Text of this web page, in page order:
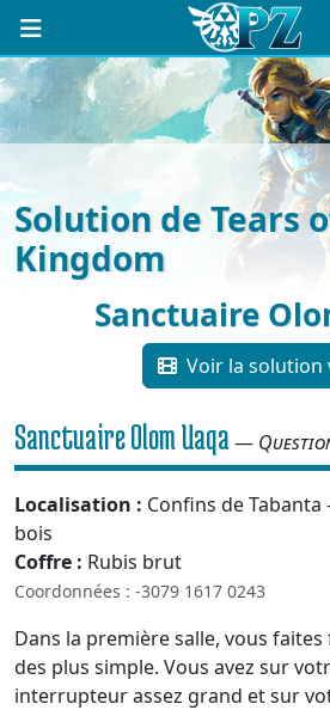
Solution de Tears
Kingdom
Sanctuaire
Voir la solution
Sanctuaire Olom Uaqa —
Localisation : Confins de
bois
Coffre : Rubis brut
Coordonnées : -3079 1617 0243
Dans la première salle, vous
des plus simple. Vous avez sur
interrupteur assez grand et sur